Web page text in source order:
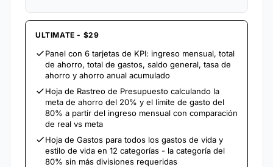
ULTIMATE - $29
Panel con 6 tarjetas de KPI: ingreso mensual, total
de ahorro, total de gastos, saldo general, tasa de
ahorro y ahorro anual acumulado
Hoja de Rastreo de Presupuesto calculando la
meta de ahorro del 20% y el límite de gasto del
80% a partir del ingreso mensual con comparación
de real vs meta
Hoja de Gastos para todos los gastos de vida y
estilo de vida en 12 categorías - la categoría del
80% sin más divisiones requeridas